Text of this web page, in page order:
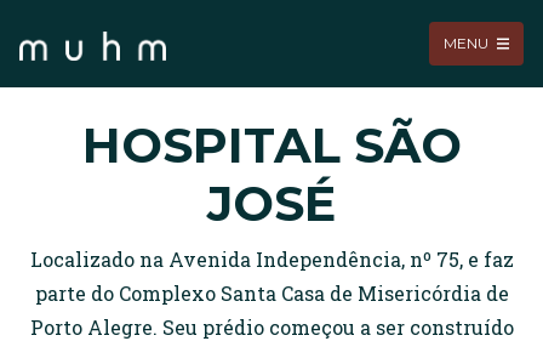
MENU
HOSPITAL SÃO
JOSÉ
Localizado na Avenida Independência, nº 75, e faz
parte do Complexo Santa Casa de Misericórdia de
Porto Alegre. Seu prédio começou a ser construído